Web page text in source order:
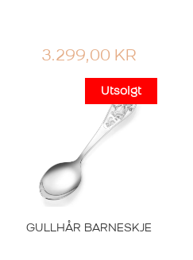
3.299,00 KR
GULLHÅR BARNESKJE